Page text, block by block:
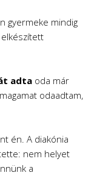
gyermeke mindig
adta oda már
odaadtam,
én. A diakónia
nem helyet
a